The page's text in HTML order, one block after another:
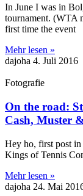
In June I was in
tournament. (WTA
first time the event
Mehr lesen »
dajoha 4. Juli 2016
Fotografie
On the road:
Cash, Muster
Hey ho, first post
Kings of Tennis
Mehr lesen »
dajoha 24. Mai